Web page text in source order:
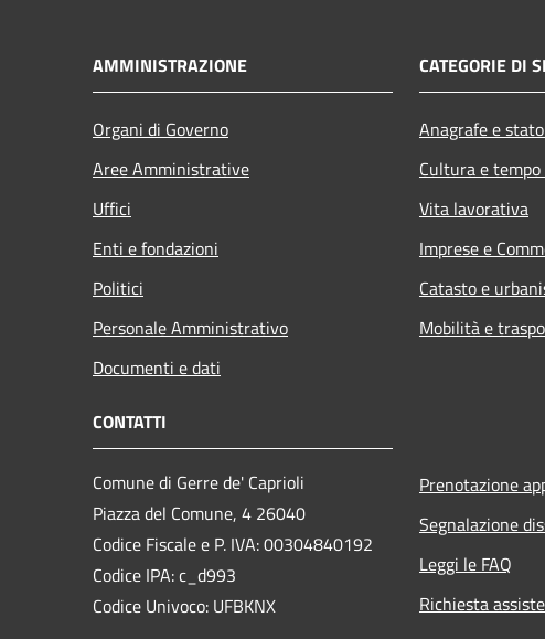
AMMINISTRAZIONE
Organi di Governo
Aree Amministrative
Uffici
Enti e fondazioni
Politici
Personale Amministrativo
Documenti e dati
CATEGORIE DI
Anagrafe e
Cultura e
Vita lavorativa
Imprese e
Catasto e
Mobilità e
CONTATTI
Comune di Gerre de' Caprioli
Piazza del Comune, 4 26040
Codice Fiscale e P. IVA: 00304840192
Codice IPA: c_d993
Codice Univoco: UFBKNX
Prenotazione
Segnalazione
Leggi le FAQ
Richiesta